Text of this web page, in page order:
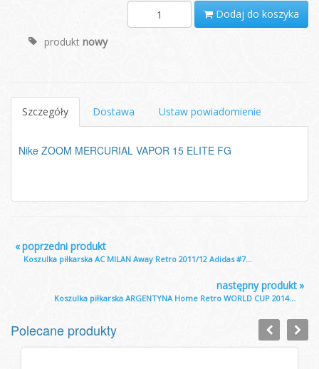
Dodaj do koszyka
produkt nowy
Szczegóły Dostawa Ustaw powiadomienie
Nike ZOOM MERCURIAL VAPOR 15 ELITE FG
«poprzedni produkt
Koszulka piłkarska AC MILAN Away Retro 2011/12 Adidas #7...
»
następny produkt
Koszulka piłkarska ARGENTYNA Home Retro WORLD CUP 2014...
Polecane produkty